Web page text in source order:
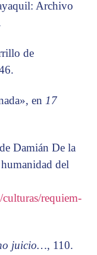
Archivo
de
en 17
Damián De la
del
requiem-
juicio…, 110.